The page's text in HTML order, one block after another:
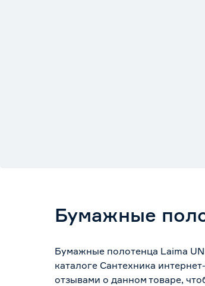
Бумажные
Бумажные полотенца Laima
каталоге Сантехника
отзывами о данном товаре,